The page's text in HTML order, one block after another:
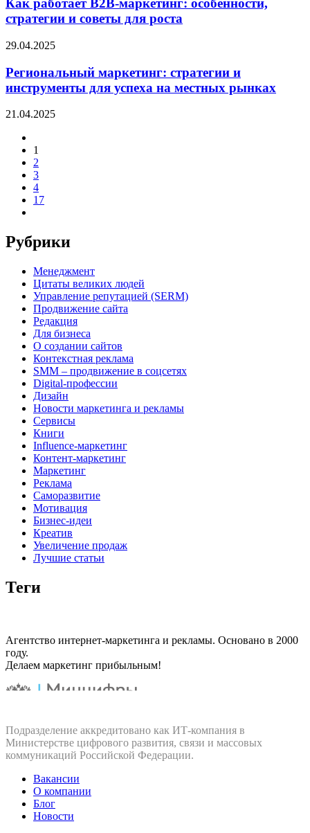
Как работает B2B-маркетинг: особенности,
стратегии и советы для роста
29.04.2025
Региональный маркетинг: стратегии и
инструменты для успеха на местных рынках
21.04.2025
1
2
3
4
17
Рубрики
Менеджмент
Цитаты великих людей
Управление репутацией (SERM)
Продвижение сайта
Редакция
Для бизнеса
О создании сайтов
Контекстная реклама
SMM – продвижение в соцсетях
Digital-профессии
Дизайн
Новости маркетинга и рекламы
Сервисы
Книги
Influence-маркетинг
Контент-маркетинг
Маркетинг
Реклама
Саморазвитие
Мотивация
Бизнес-идеи
Креатив
Увеличение продаж
Лучшие статьи
Теги
Агентство интернет-маркетинга и рекламы. Основано в 2000
году.
Делаем маркетинг прибыльным!
Подразделение аккредитовано как ИТ‑компания в
Министерстве цифрового развития, связи и массовых
коммуникаций Российской Федерации.
Вакансии
О компании
Блог
Новости